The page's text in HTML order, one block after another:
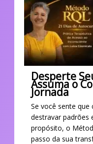
Desperte
Assuma o
Jornada
Se você sente que
destravar padrões
propósito, o
passo da sua